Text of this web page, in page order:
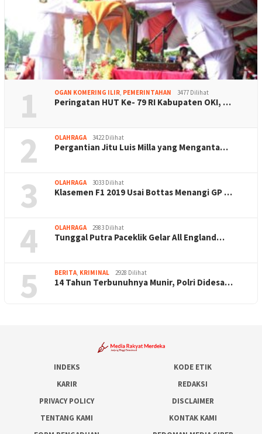
1 OGAN KOMERING ILIR PEMERINTAHAN 3477 Dilihat
Peringatan HUT Ke- 79 RI Kabupaten OKI, …
2 OLAHRAGA 3422 Dilihat
Pergantian Jitu Luis Milla yang Menganta…
3 OLAHRAGA 3033 Dilihat
Klasemen F1 2019 Usai Bottas Menangi GP …
4 OLAHRAGA 2983 Dilihat
Tunggal Putra Paceklik Gelar All England…
5 BERITA KRIMINAL 2928 Dilihat
14 Tahun Terbunuhnya Munir, Polri Didesa…
INDEKS
KODE ETIK
KARIR
REDAKSI
PRIVACY POLICY
DISCLAIMER
TENTANG KAMI
KONTAK KAMI